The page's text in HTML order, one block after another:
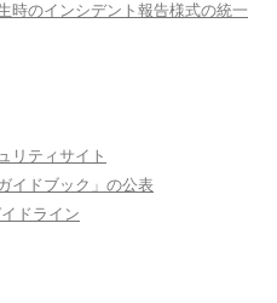
時のインシデント報告様式の統一
リティサイト
イドブック」の公表
ドライン